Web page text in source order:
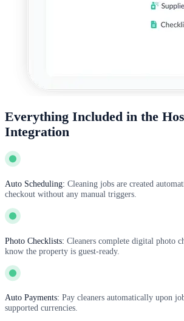
Everything Included in the
Integration
Auto Scheduling: Cleaning jobs are created
checkout without any manual triggers.
Photo Checklists: Cleaners complete digital photo
know the property is guest-ready.
Auto Payments: Pay cleaners automatically upon
supported currencies.